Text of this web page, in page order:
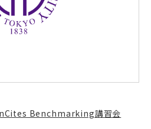
InCites Benchmarking講習会